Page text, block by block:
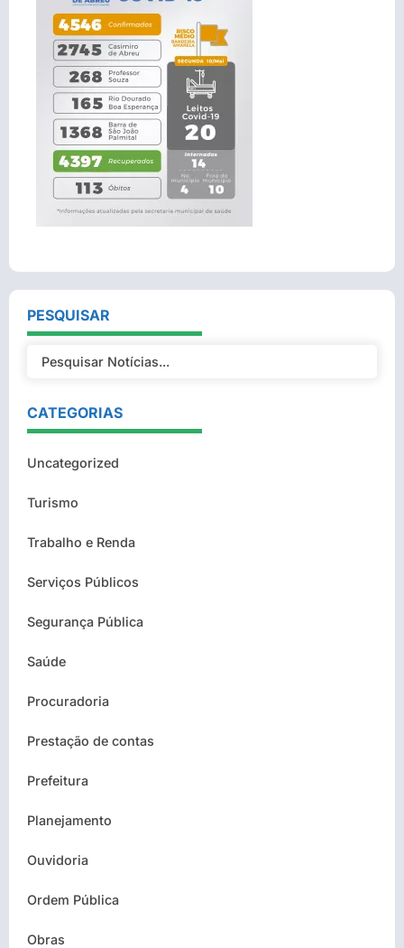
PESQUISAR
CATEGORIAS
Uncategorized
Turismo
Trabalho e Renda
Serviços Públicos
Segurança Pública
Saúde
Procuradoria
Prestação de contas
Prefeitura
Planejamento
Ouvidoria
Ordem Pública
Obras